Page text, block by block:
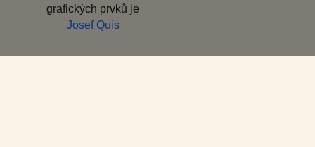
grafických prvků je
Josef Quis